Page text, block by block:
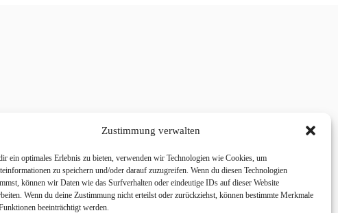
Zustimmung verwalten
ein optimales Erlebnis zu bieten, verwenden wir Technologien wie Cookies, um
zu speichern und/oder darauf zuzugreifen. Wenn du diesen Technologien
können wir Daten wie das Surfverhalten oder eindeutige IDs auf dieser Website
Wenn du deine Zustimmung nicht erteilst oder zurückziehst, können bestimmte Merkmale
beeinträchtigt werden.